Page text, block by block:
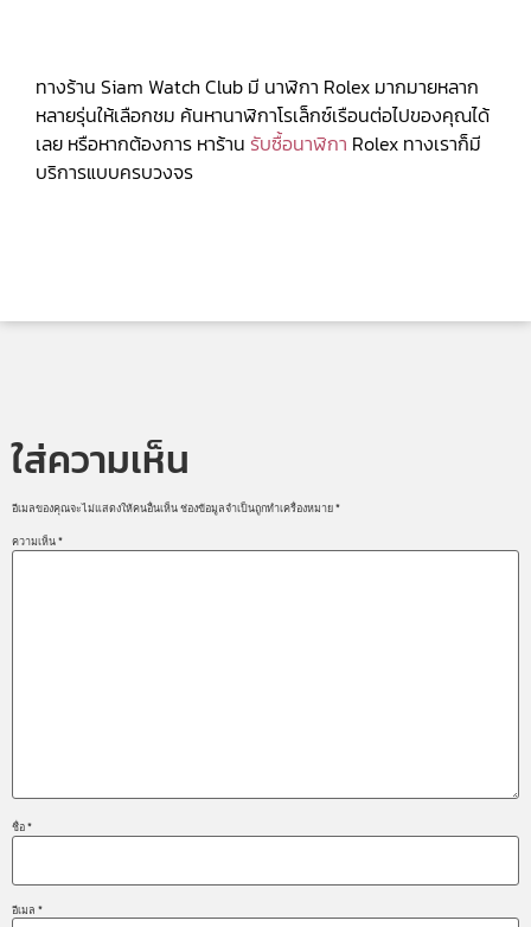
ทางร้าน Siam Watch Club มี นาฬิกา Rolex มากมายหลาก
หลายรุ่นให้เลือกชม ค้นหานาฬิกาโรเล็กซ์เรือนต่อไปของคุณได้
เลย หรือหากต้องการ หาร้าน รับซื้อนาฬิกา Rolex ทางเราก็มี
บริการแบบครบวงจร
ใส่ความเห็น
อีเมลของคุณจะไม่แสดงให้คนอื่นเห็นช่องข้อมูลจำเป็นถูกทำเครื่องหมาย*
ความเห็น*
ชื่อ*
อีเมล *